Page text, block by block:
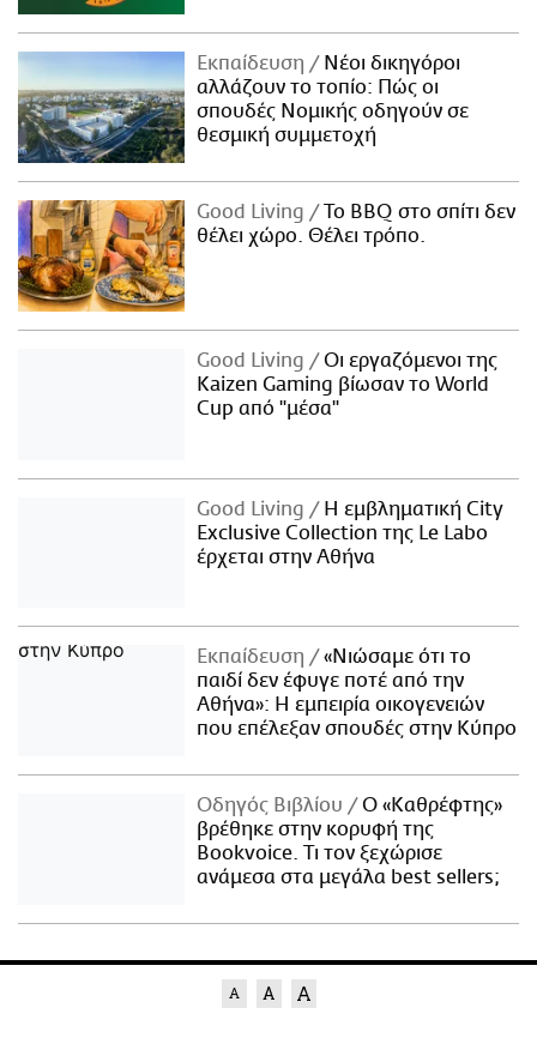
Εκπαίδευση
Νέοι δικηγόροι
αλλάζουν το τοπίο: Πώς οι
σπουδές Νομικής οδηγούν σε
θεσμική συμμετοχή
Good Living
Το BBQ στο σπίτι δεν
θέλει χώρο. Θέλει τρόπο.
Good Living
Οι εργαζόμενοι της
Kaizen Gaming βίωσαν το World
Cup από "μέσα"
Good Living
Η εμβληματική City
Exclusive Collection της Le Labo
έρχεται στην Αθήνα
Εκπαίδευση
«Νιώσαμε ότι το
παιδί δεν έφυγε ποτέ από την
Αθήνα»: Η εμπειρία οικογενειών
που επέλεξαν σπουδές στην Κύπρο
Οδηγός Βιβλίου
Ο «Καθρέφτης»
βρέθηκε στην κορυφή της
Bookvoice. Τι τον ξεχώρισε
ανάμεσα στα μεγάλα best sellers;